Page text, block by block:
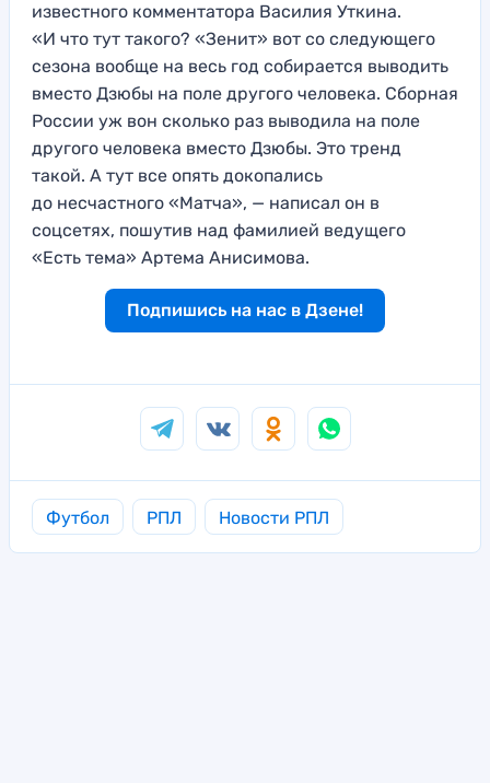
известного комментатора Василия Уткина.
«И что тут такого? «Зенит» вот со следующего
сезона вообще на весь год собирается выводить
вместо Дзюбы на поле другого человека. Сборная
России уж вон сколько раз выводила на поле
другого человека вместо Дзюбы. Это тренд
такой. А тут все опять докопались
до несчастного «Матча», — написал он в
соцсетях, пошутив над фамилией ведущего
«Есть тема» Артема Анисимова.
Подпишись на нас в Дзене!
Футбол РПЛ Новости РПЛ